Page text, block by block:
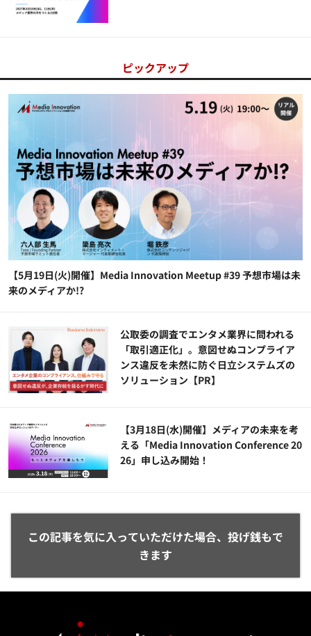
ピックアップ
【5月19日(火)開催】Media Innovation Meetup #39 予想市場は未
来のメディアか!?
公​​取委の調査でエンタメ業界に問われる
「取引適正化」。意図せぬコンプライア
ンス違反を未然に防ぐ日立システムズの
ソリューション​【PR】
【3月18日(水)開催】メディアの未来を考
える「Media Innovation Conference 20
26」申し込み開始！
この記事を気に入っていただけた場合、投げ銭もで
きます